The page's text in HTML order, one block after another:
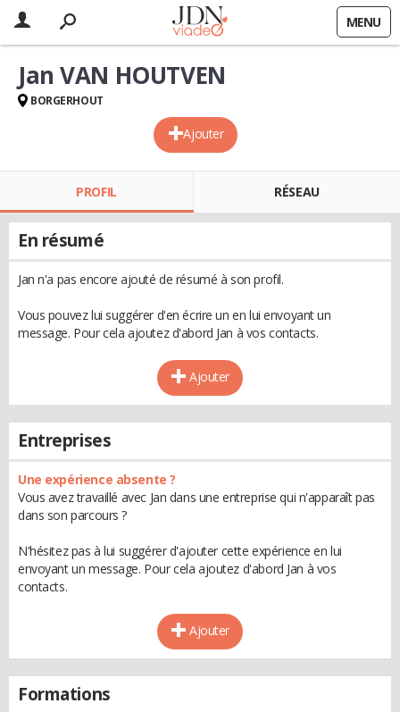
MENU
Ajouter
Jan VAN HOUTVEN
BORGERHOUT
PROFIL RÉSEAU
En résumé
Jan n'a pas encore ajouté de résumé à son profil.
Vous pouvez lui suggérer d'en écrire un en lui envoyant un
message. Pour cela ajoutez d'abord Jan à vos contacts.
Ajouter
Entreprises
Une expérience absente ?
Vous avez travaillé avec Jan dans une entreprise qui n'apparaît pas
dans son parcours ?
N'hésitez pas à lui suggérer d'ajouter cette expérience en lui
envoyant un message. Pour cela ajoutez d'abord Jan à vos
contacts.
Ajouter
Formations